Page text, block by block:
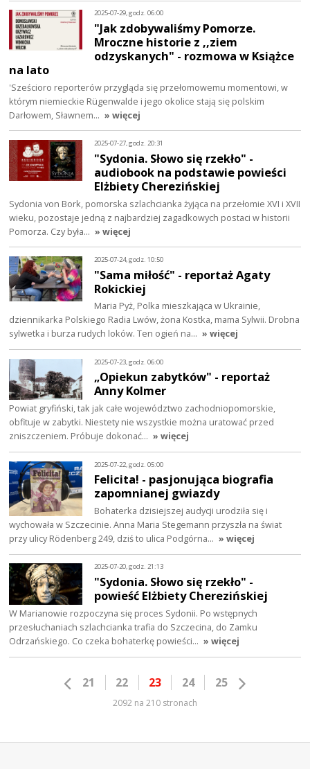
2025-07-29, godz. 06:00
"Jak zdobywaliśmy Pomorze.
Mroczne historie z ,,ziem
odzyskanych" - rozmowa w Książce
na lato
'Sześcioro reporterów przygląda się przełomowemu momentowi, w
którym niemieckie Rügenwalde i jego okolice stają się polskim
Darłowem, Sławnem… » więcej
2025-07-27, godz. 20:31
"Sydonia. Słowo się rzekło" -
audiobook na podstawie powieści
Elżbiety Cherezińskiej
Sydonia von Bork, pomorska szlachcianka żyjąca na przełomie XVI i XVII
wieku, pozostaje jedną z najbardziej zagadkowych postaci w historii
Pomorza. Czy była… » więcej
2025-07-24, godz. 10:50
"Sama miłość" - reportaż Agaty
Rokickiej
Maria Pyż, Polka mieszkająca w Ukrainie,
dziennikarka Polskiego Radia Lwów, żona Kostka, mama Sylwii. Drobna
sylwetka i burza rudych loków. Ten ogień na… » więcej
2025-07-23, godz. 06:00
„Opiekun zabytków" - reportaż
Anny Kolmer
Powiat gryfiński, tak jak całe województwo zachodniopomorskie,
obfituje w zabytki. Niestety nie wszystkie można uratować przed
zniszczeniem. Próbuje dokonać… » więcej
2025-07-22, godz. 05:00
Felicita! - pasjonująca biografia
zapomnianej gwiazdy
Bohaterka dzisiejszej audycji urodziła się i
wychowała w Szczecinie. Anna Maria Stegemann przyszła na świat
przy ulicy Rödenberg 249, dziś to ulica Podgórna… » więcej
2025-07-20, godz. 21:13
"Sydonia. Słowo się rzekło" -
powieść Elżbiety Cherezińskiej
W Marianowie rozpoczyna się proces Sydonii. Po wstępnych
przesłuchaniach szlachcianka trafia do Szczecina, do Zamku
Odrzańskiego. Co czeka bohaterkę powieści… » więcej
21 22 23 24 25
2092 na 210 stronach